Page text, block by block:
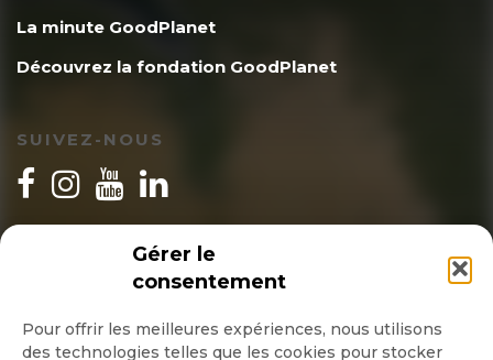
Gérer le
consentement
Pour offrir les meilleures expériences, nous utilisons
des technologies telles que les cookies pour stocker
La minute GoodPlanet
Découvrez la fondation GoodPlanet
SUIVEZ-NOUS
INSCRIPTION NEWSLETTER